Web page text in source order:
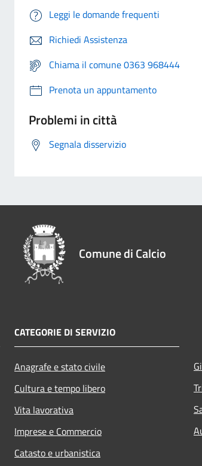
Leggi le domande frequenti
Richiedi Assistenza
Chiama il comune 0363 968444
Prenota un appuntamento
Problemi in città
Segnala disservizio
Comune di Calcio
CATEGORIE DI SERVIZIO
Anagrafe e stato civile
Cultura e tempo libero
Vita lavorativa
Imprese e Commercio
Catasto e urbanistica